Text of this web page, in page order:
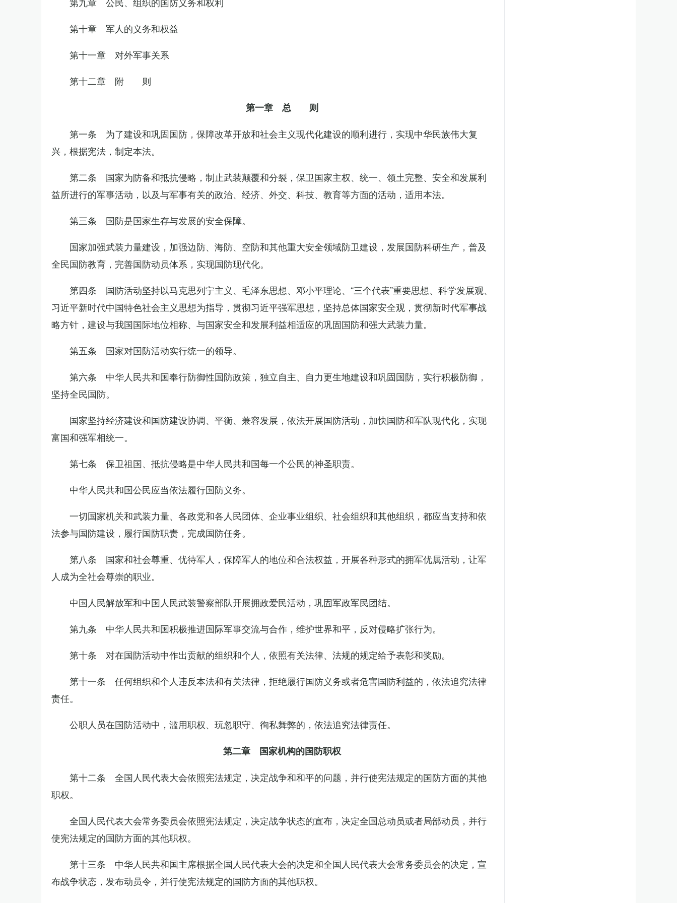
第十章 军人的义务和权益
第十一章 对外军事关系
第十二章 附 则
第一章 总 则
第一条 为了建设和巩固国防，保障改革开放和社会主义现代化建设的顺利进行，实现中华民族伟大复
兴，根据宪法，制定本法。
第二条 国家为防备和抵抗侵略，制止武装颠覆和分裂，保卫国家主权、统一、领土完整、安全和发展利
益所进行的军事活动，以及与军事有关的政治、经济、外交、科技、教育等方面的活动，适用本法。
第三条 国防是国家生存与发展的安全保障。
国家加强武装力量建设，加强边防、海防、空防和其他重大安全领域防卫建设，发展国防科研生产，普及
全民国防教育，完善国防动员体系，实现国防现代化。
第四条 国防活动坚持以马克思列宁主义、毛泽东思想、邓小平理论、“三个代表”重要思想、科学发展观、
习近平新时代中国特色社会主义思想为指导，贯彻习近平强军思想，坚持总体国家安全观，贯彻新时代军事战
略方针，建设与我国国际地位相称、与国家安全和发展利益相适应的巩固国防和强大武装力量。
第五条 国家对国防活动实行统一的领导。
第六条 中华人民共和国奉行防御性国防政策，独立自主、自力更生地建设和巩固国防，实行积极防御，
坚持全民国防。
国家坚持经济建设和国防建设协调、平衡、兼容发展，依法开展国防活动，加快国防和军队现代化，实现
富国和强军相统一。
第七条 保卫祖国、抵抗侵略是中华人民共和国每一个公民的神圣职责。
中华人民共和国公民应当依法履行国防义务。
一切国家机关和武装力量、各政党和各人民团体、企业事业组织、社会组织和其他组织，都应当支持和依
法参与国防建设，履行国防职责，完成国防任务。
第八条 国家和社会尊重、优待军人，保障军人的地位和合法权益，开展各种形式的拥军优属活动，让军
人成为全社会尊崇的职业。
中国人民解放军和中国人民武装警察部队开展拥政爱民活动，巩固军政军民团结。
第九条 中华人民共和国积极推进国际军事交流与合作，维护世界和平，反对侵略扩张行为。
第十条 对在国防活动中作出贡献的组织和个人，依照有关法律、法规的规定给予表彰和奖励。
第十一条 任何组织和个人违反本法和有关法律，拒绝履行国防义务或者危害国防利益的，依法追究法律
责任。
公职人员在国防活动中，滥用职权、玩忽职守、徇私舞弊的，依法追究法律责任。
第二章 国家机构的国防职权
第十二条 全国人民代表大会依照宪法规定，决定战争和和平的问题，并行使宪法规定的国防方面的其他
职权。
全国人民代表大会常务委员会依照宪法规定，决定战争状态的宣布，决定全国总动员或者局部动员，并行
使宪法规定的国防方面的其他职权。
第十三条 中华人民共和国主席根据全国人民代表大会的决定和全国人民代表大会常务委员会的决定，宣
布战争状态，发布动员令，并行使宪法规定的国防方面的其他职权。